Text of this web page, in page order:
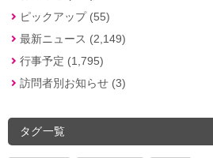
ピックアップ (55)
最新ニュース (2,149)
行事予定 (1,795)
訪問者別お知らせ (3)
タグ一覧